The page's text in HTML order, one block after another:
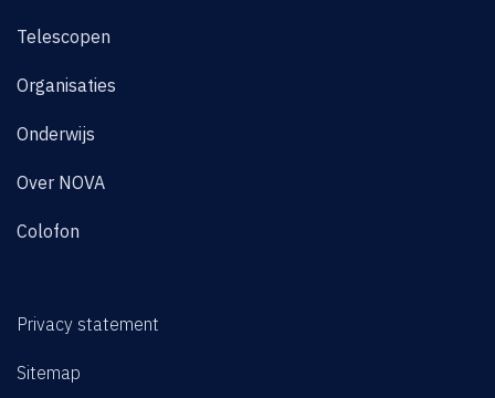
Telescopen
Organisaties
Onderwijs
Over NOVA
Colofon
Privacy statement
Sitemap